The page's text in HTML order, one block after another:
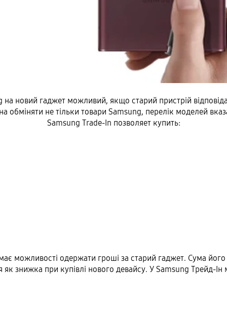
на новий гаджет можливий, якщо старий пристрій
обміняти не тільки товари Samsung, перелік моделей
Samsung Trade-In позволяет купить:
можливості одержати гроші за старий гаджет. Сума його
як знижка при купівлі нового девайсу. У Samsung Трейд-